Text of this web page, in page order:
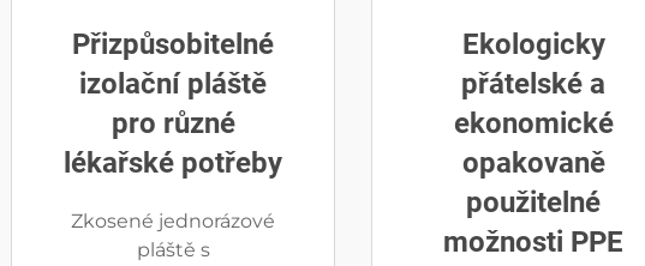
Přizpůsobitelné
izolační pláště
pro různé
lékařské potřeby
Zkosené jednorázové
pláště s
Ekologicky
přátelské a
ekonomické
opakovaně
použitelné
možnosti PPE